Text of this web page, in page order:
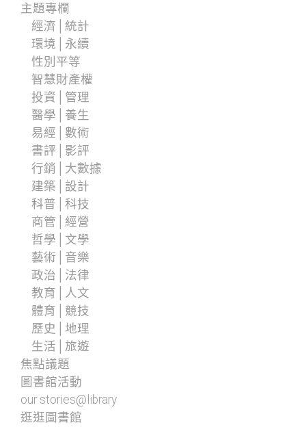
主題專欄
經濟│統計
環境│永續
性別平等
智慧財產權
投資│管理
醫學│養生
易經│數術
書評│影評
行銷│大數據
建築│設計
科普│科技
商管│經營
哲學│文學
藝術│音樂
政治│法律
教育│人文
體育│競技
歷史│地理
生活│旅遊
焦點議題
圖書館活動
our stories@library
逛逛圖書館